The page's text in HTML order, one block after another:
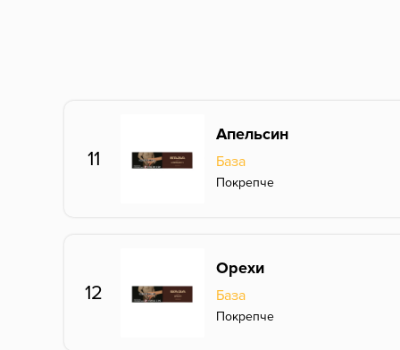
11
Апельсин
База
Покрепче
12
Орехи
База
Покрепче